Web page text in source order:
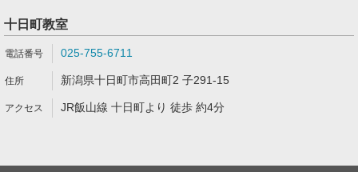
十日町教室
025-755-6711
新潟県十日町市高田町2 子291-15
JR飯山線 十日町より 徒歩 約4分